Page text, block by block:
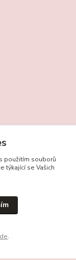
s použitím souborů
týkající se Vašich
.